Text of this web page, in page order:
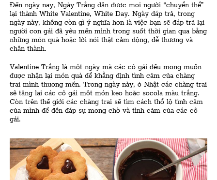
Đến ngày nay, Ngày Trắng dần được mọi người “chuyển thể”
lại thành White Valentine, White Day. Ngày đáp trả, trong
ngày này, không còn gì ý nghĩa hơn là việc bạn sẽ đáp trả lại
người con gái đã yêu mến mình trong suốt thời gian qua bằng
những món quà hoặc lời nói thật cảm động, dễ thương và
chân thành.
Valentine Trắng là một ngày mà các cô gái đều mong muốn
được nhận lại món quà để khẳng định tình cảm của chàng
trai mình thương mến. Trong ngày này, ở Nhật các chàng trai
sẽ tặng lại các cô gái một món kẹo hoặc socola màu trắng.
Còn trên thế giới các chàng trai sẽ tìm cách thổ lộ tình cảm
của mình để đền đáp sự mong chờ và tình cảm của các cô
gái.